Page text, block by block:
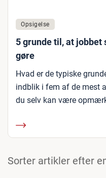
Opsigelse
5 grunde til, at jobbet
gøre
Hvad er de typiske
indblik i fem af de mest
du selv kan være
Sorter artikler efter